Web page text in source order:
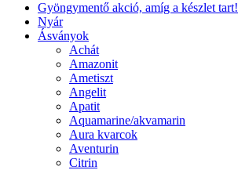
Gyöngymentő akció, amíg a készlet tart!
Nyár
Ásványok
Achát
Amazonit
Ametiszt
Angelit
Apatit
Aquamarine/akvamarin
Aura kvarcok
Aventurin
Citrin